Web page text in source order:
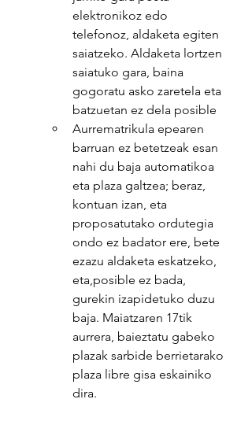
elektronikoz edo
telefonoz, aldaketa egiten
saiatzeko. Aldaketa lortzen
saiatuko gara, baina
gogoratu asko zaretela eta
batzuetan ez dela posible
Aurrematrikula epearen
barruan ez betetzeak esan
nahi du baja automatikoa
eta plaza galtzea; beraz,
kontuan izan, eta
proposatutako ordutegia
ondo ez badator ere, bete
ezazu aldaketa eskatzeko,
eta,posible ez bada,
gurekin izapidetuko duzu
baja. Maiatzaren 17tik
aurrera, baieztatu gabeko
plazak sarbide berrietarako
plaza libre gisa eskainiko
dira.